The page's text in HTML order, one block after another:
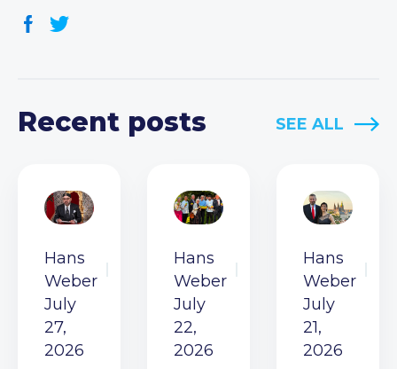
Recent posts SEE ALL
Hans
Weber
July
27,
2026
Hans
Weber
July
22,
2026
Hans
Weber
July
21,
2026